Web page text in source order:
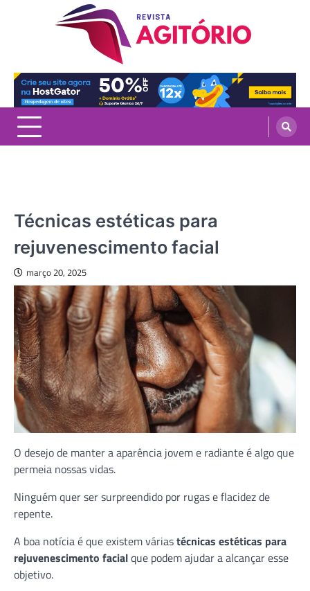
revistaagitorio.com.br
Portal de Artigos Incríveis
Técnicas estéticas para
rejuvenescimento facial
março 20, 2025
O desejo de manter a aparência jovem e radiante é algo que
permeia nossas vidas.
Ninguém quer ser surpreendido por rugas e flacidez de
repente.
A boa notícia é que existem váriastécnicas estéticas para
rejuvenescimento facialque podem ajudar a alcançar esse
objetivo.